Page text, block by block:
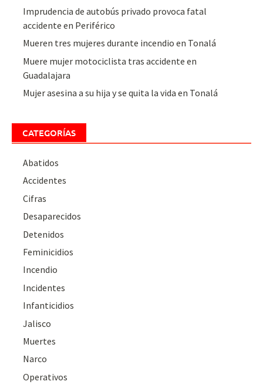
Imprudencia de autobús privado provoca fatal
accidente en Periférico
Mueren tres mujeres durante incendio en Tonalá
Muere mujer motociclista tras accidente en
Guadalajara
Mujer asesina a su hija y se quita la vida en Tonalá
CATEGORÍAS
Abatidos
Accidentes
Cifras
Desaparecidos
Detenidos
Feminicidios
Incendio
Incidentes
Infanticidios
Jalisco
Muertes
Narco
Operativos